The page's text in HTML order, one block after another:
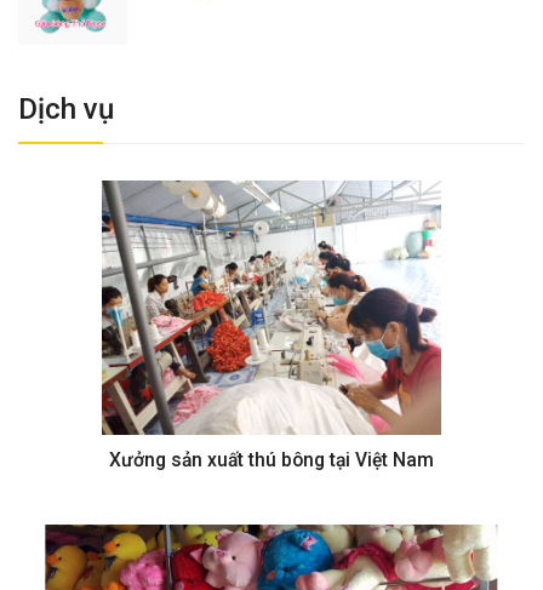
Dịch vụ
Xưởng sản xuất thú bông tại Việt Nam